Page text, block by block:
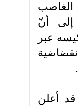
الغاصب
إلى أنّ
عبر
قد أعلن